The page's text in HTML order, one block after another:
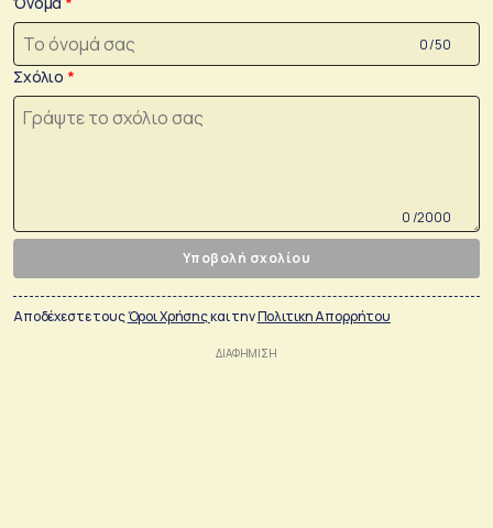
0 /50
Σχόλιο
0 /2000
Υποβολή σχολίου
Αποδέχεστε τουςΌροι Χρήσηςκαι τηνΠολιτικη Απορρήτου